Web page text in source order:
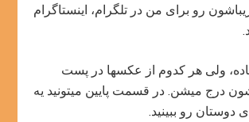
رو برای من در تلگرام، اینستاگرام
ولی هر کدوم از عکسها در پست
درج میشن. در قسمت پایین میتونید یه
دوستان رو ببینید.